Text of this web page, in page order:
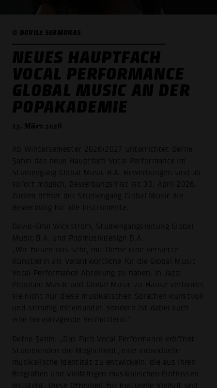
© DOVILE SERMOKAS
NEUES HAUPTFACH
VOCAL PERFORMANCE
GLOBAL MUSIC AN DER
POPAKADEMIE
13. März 2026
Ab Wintersemester 2026/2027 unterrichtet Defne
Şahin das neue Hauptfach Vocal Performance im
Studiengang Global Music B.A. Bewerbungen sind ab
sofort möglich, Bewerbungsfrist ist 30. April 2026.
Zudem öffnet der Studiengang Global Music die
Bewerbung für alle Instrumente.
David-Emil Wickström, Studiengangsleitung Global
Music B.A. und Popmusikdesign B.A.
„Wir freuen uns sehr, mit Defne eine versierte
Künstlerin als Verantwortliche für die Global Music
Vocal Performance Abteilung zu haben. In Jazz,
Populäre Musik und Global Music zu Hause verbindet
sie nicht nur diese musikalischen Sprachen kunstvoll
und stimmig miteinander, sondern ist dabei auch
eine hervorragende Vermittlerin.“
Defne Şahin: „Das Fach Vocal Performance eröffnet
Studierenden die Möglichkeit, eine individuelle
musikalische Identität zu entwickeln, die aus ihren
Biografien und vielfältigen musikalischen Einflüssen
entsteht. Diese Offenheit für kulturelle Vielfalt und